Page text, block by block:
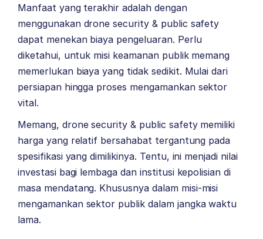
Manfaat yang terakhir adalah dengan
menggunakan drone security & public safety
dapat menekan biaya pengeluaran. Perlu
diketahui, untuk misi keamanan publik memang
memerlukan biaya yang tidak sedikit. Mulai dari
persiapan hingga proses mengamankan sektor
vital.
Memang, drone security & public safety memiliki
harga yang relatif bersahabat tergantung pada
spesifikasi yang dimilikinya. Tentu, ini menjadi nilai
investasi bagi lembaga dan institusi kepolisian di
masa mendatang. Khususnya dalam misi-misi
mengamankan sektor publik dalam jangka waktu
lama.